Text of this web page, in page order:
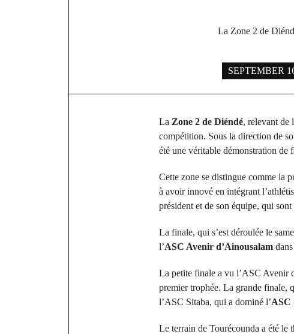
La Zone 2 de
SEPTEMBER
La Zone 2 de Diéndé, relevant de
compétition. Sous la direction de
été une véritable démonstration de
Cette zone se distingue comme la
à avoir innové en intégrant
président et de son équipe, qui
La finale, qui s’est déroulée le
l’ASC Avenir d’Ainousalam
La petite finale a vu l’ASC Avenir
premier trophée. La grande finale,
l’ASC Sitaba, qui a dominé l’ASC
Le terrain de Tourécounda a été le